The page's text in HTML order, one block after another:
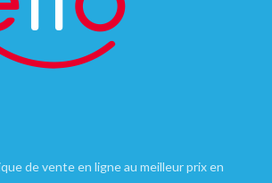
de vente en ligne au meilleur prix en